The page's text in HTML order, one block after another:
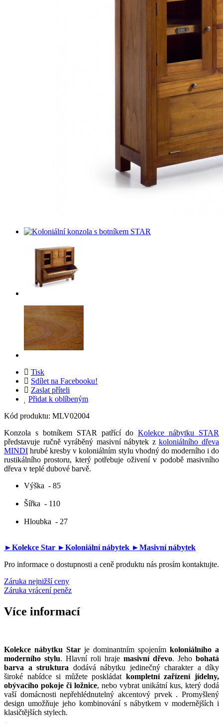
Tisk
Sdílet na Facebooku!
Zaslat příteli
Přidat k oblíbeným
Kód produktu: MLV02004
Konzola s botníkem STAR patřící do Kolekce nábytku STAR
představuje ručně vyráběný masivní nábytek zkoloniálního dřeva
MINDI hrubé kresby v koloniálním stylu vhodný do moderního i do
rustikálního prostoru, který potřebuje oživení v podobě masivního
dřeva v teplé dubové barvě.
Výška - 85
Šířka - 110
Hloubka - 27
►Kolekce Star ►Koloniální nábytek ►Masivní nábytek
Pro informace o dostupnosti a ceně produktu nás prosím kontaktujte.
Záruka nejnižší ceny
Záruka vrácení peněz
Více informací
Kolekce nábytku Star je dominantním spojením koloniálního a
moderního stylu. Hlavní roli hraje masivní dřevo. Jeho bohatá
barva a struktura dodává nábytku jedinečný charakter a díky
široké nabídce si můžete poskládat kompletní zařízení jídelny,
obývacího pokoje či ložnice, nebo vybrat unikátní kus, který dodá
vaší domácnosti nepřehlédnutelný akcentový prvek . Promyšlený
design umožňuje jeho kombinování s nábytkem v modernějších i
klasičtějších stylech.